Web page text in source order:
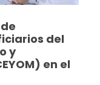
del
y
en el